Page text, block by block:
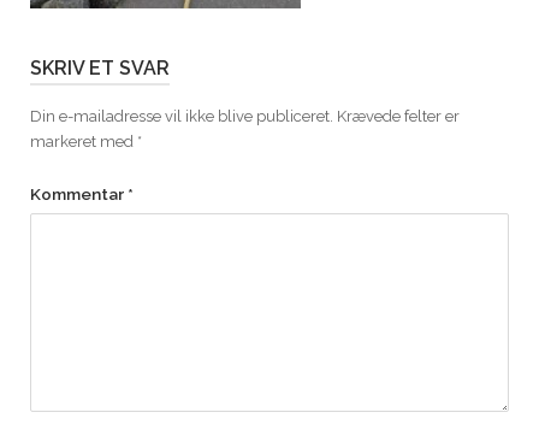
SKRIV ET SVAR
Din e-mailadresse vil ikke blive publiceret. Krævede felter er
markeret med *
Kommentar *